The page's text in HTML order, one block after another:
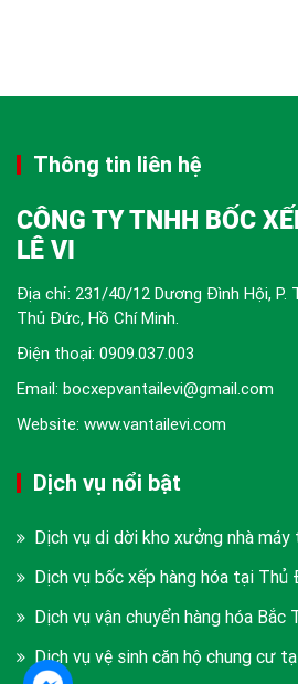
Thông tin liên hệ
CÔNG TY TNHH BỐC
LÊ VI
Địa chỉ: 231/40/12 Dương Đình Hội, P.
Thủ Đức, Hồ Chí Minh.
Điện thoại: 0909.037.003
Email: bocxepvantailevi@gmail.com
Website: www.vantailevi.com
Dịch vụ nổi bật
Dịch vụ di dời kho xưởng nhà
Dịch vụ bốc xếp hàng hóa tại Thủ
Dịch vụ vận chuyển hàng hóa Bắc
Dịch vụ vệ sinh căn hộ chung cư